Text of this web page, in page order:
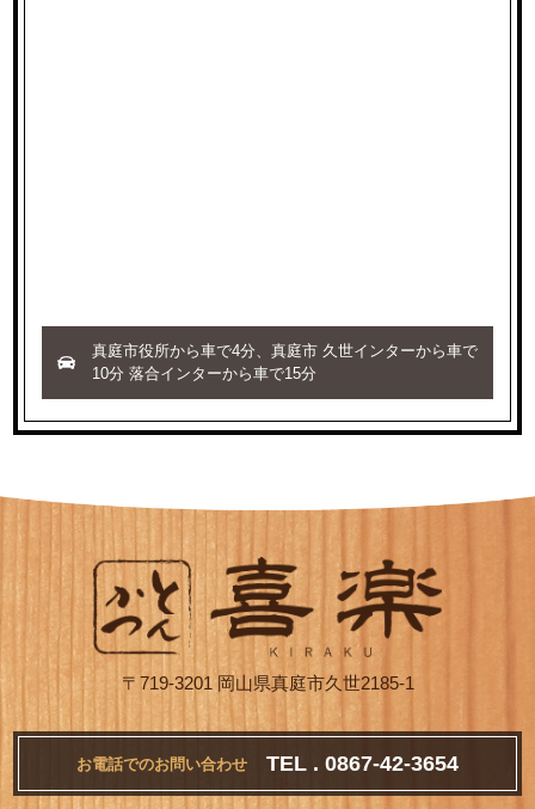
真庭市役所から車で4分、真庭市 久世インターから車で
10分 落合インターから車で15分
〒719-3201 岡山県真庭市久世2185-1
お電話でのお問い合わせ TEL . 0867-42-3654